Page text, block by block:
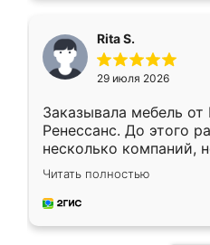
Rita S.
29 июля 2026
Заказывала мебель
Ренессанс. До этого
несколько компаний,
эту. Сначала
приехал замерщик,
и снял размеры.
Читать полностью